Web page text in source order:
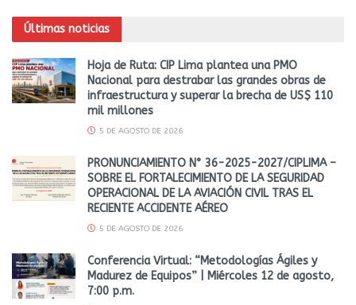
Últimas noticias
Hoja de Ruta: CIP Lima plantea una PMO
Nacional para destrabar las grandes obras de
infraestructura y superar la brecha de US$ 110
mil millones
5 DE AGOSTO DE 2026
PRONUNCIAMIENTO N° 36-2025-2027/CIPLIMA –
SOBRE EL FORTALECIMIENTO DE LA SEGURIDAD
OPERACIONAL DE LA AVIACIÓN CIVIL TRAS EL
RECIENTE ACCIDENTE AÉREO
5 DE AGOSTO DE 2026
Conferencia Virtual: “Metodologías Ágiles y
Madurez de Equipos” | Miércoles 12 de agosto,
7:00 p.m.